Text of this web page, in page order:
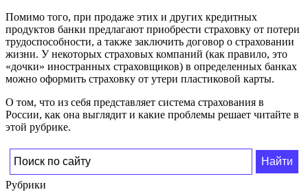
Помимо того, при продаже этих и других кредитных
продуктов банки предлагают приобрести страховку от потери
трудоспособности, а также заключить договор о страховании
жизни. У некоторых страховых компаний (как правило, это
«дочки» иностранных страховщиков) в определенных банках
можно оформить страховку от утери пластиковой карты.
О том, что из себя представляет система страхования в
России, как она выглядит и какие проблемы решает читайте в
этой рубрике.
Рубрики